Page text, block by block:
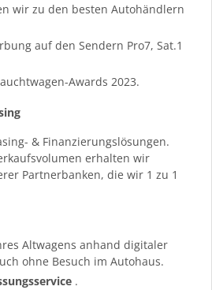
wir zu den besten Autohändlern
auf den Sendern Pro7, Sat.1
Awards 2023.
& Finanzierungslösungen.
erhalten wir
Partnerbanken, die wir 1 zu 1
Altwagens anhand digitaler
ohne Besuch im Autohaus.
.